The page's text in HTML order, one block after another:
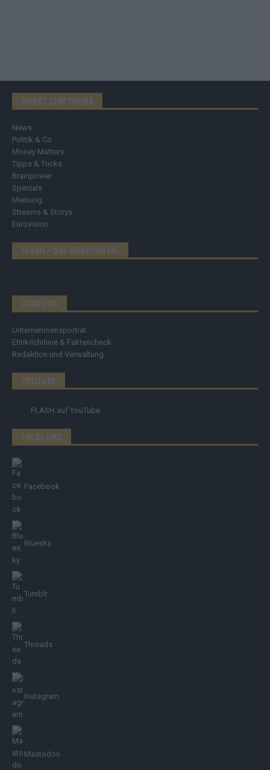
DIREKT ZUM THEMA
News
Politik & Co
Money Matters
Tipps & Tricks
Brainpower
Specials
Meinung
Streams & Storys
Eurovision
FLASH – DAS VIDEOPORTAL
ÜBER UNS
Unternehmensporträt
Ehtikrichtlinie & Faktencheck
Redaktion und Verwaltung
YOUTUBE
FLASH auf YouTube
FOLGE UNS
Facebook
Bluesky
Tumblr
Threads
Instagram
Mastodon